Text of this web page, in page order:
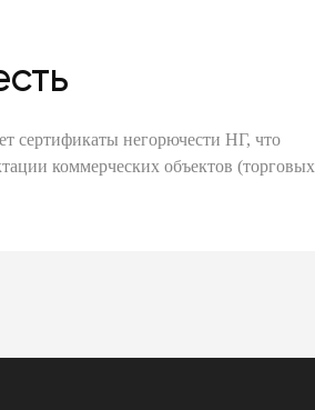
сертификаты негорючести НГ, что
коммерческих объектов (торговых